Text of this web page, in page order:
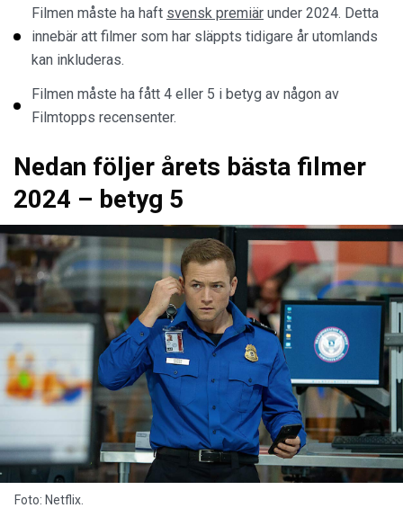
Filmen måste ha haft svensk premiär under 2024. Detta
innebär att filmer som har släppts tidigare år utomlands
kan inkluderas.
Filmen måste ha fått 4 eller 5 i betyg av någon av
Filmtopps recensenter.
Nedan följer årets bästa filmer
2024 – betyg 5
Foto: Netflix.